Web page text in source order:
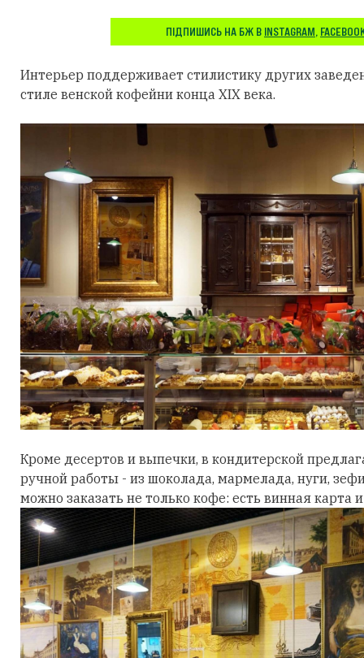
ПІДПИШИСЬ НА БЖ В INSTAGRAM,
Интерьер поддерживает стилистику других
стиле венской кофейни конца XIX века.
Кроме десертов и выпечки, в кондитерской
ручной работы - из шоколада, мармелада, нуги,
можно заказать не только кофе: есть винная карта